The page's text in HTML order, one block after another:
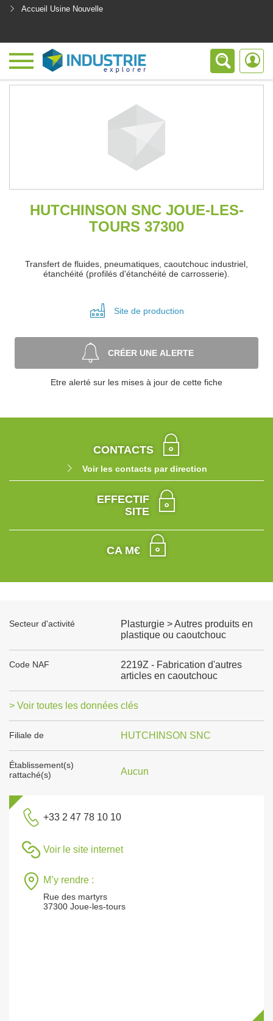
Accueil Usine Nouvelle
HUTCHINSON SNC JOUE-LES-
TOURS 37300
Transfert de fluides, pneumatiques, caoutchouc industriel,
étanchéité (profilés d'étanchéité de carrosserie).
Site de production
CRÉER UNE ALERTE
Etre alerté sur les mises à jour de cette fiche
CONTACTS
Voir les contacts par direction
EFFECTIF
SITE
CA M€
Secteur d'activité
Plasturgie > Autres produits en
plastique ou caoutchouc
Code NAF
2219Z - Fabrication d'autres
articles en caoutchouc
> Voir toutes les données clés
Filiale de HUTCHINSON SNC
Établissement(s)
rattaché(s)
Aucun
+33 2 47 78 10 10
Voir le site internet
M’y rendre :
Rue des martyrs
37300 Joue-les-tours